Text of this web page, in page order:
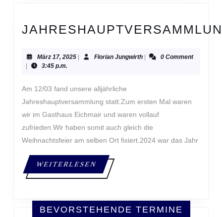
März 17, 2025März
Florian JungwirthFlorian0 Comment
3:45 p.m.
Jahreshauptversammlung statt.Zum ersten Mal waren
wir im Gasthaus Eichmair und waren vollauf
zufrieden.Wir haben somit auch gleich die
Weihnachtsfeier am selben Ort fixiert.2024 war das Jahr
WEITERLESENWEITERLESEN
BEVORSTEHENDE TERMINE